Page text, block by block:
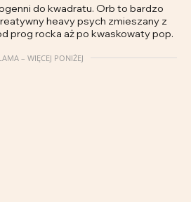
do kwadratu. Orb to bardzo
heavy psych zmieszany z
prog rocka aż po kwaskowaty pop.
– WIĘCEJ PONIŻEJ